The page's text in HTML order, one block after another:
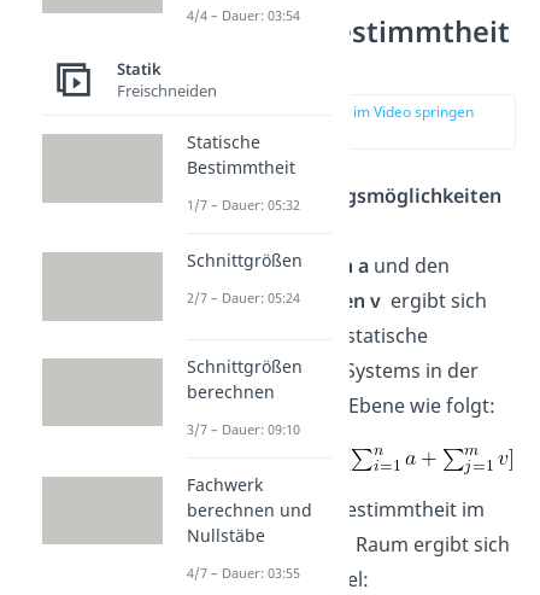
Statische Bestimmtheit
zur Stelle im Video springen
Aus den
Bewegungsmöglichkeiten
Lagerwertigkeiten aund den
Gelenkwertigkeiten vergibt sich
die Formel für die statische
Bestimmtheit des Systems in der
zweidimensionale Ebene wie folgt:
Für die statische Bestimmtheit im
dreidimensionalen Raum ergibt sich
die fogelnde Formel:
4/4 – Dauer: 03:54
Statik
Freischneiden
Statische
Bestimmtheit
1/7 – Dauer: 05:32
Schnittgrößen
2/7 – Dauer: 05:24
Schnittgrößen
berechnen
3/7 – Dauer: 09:10
Fachwerk
berechnen und
Nullstäbe
4/7 – Dauer: 03:55